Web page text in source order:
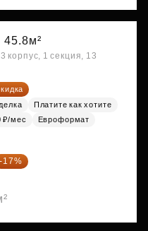
45.8м²
корпус, 1 секция, 13
Платите как хотите
₽/мес
Евроформат
-17%